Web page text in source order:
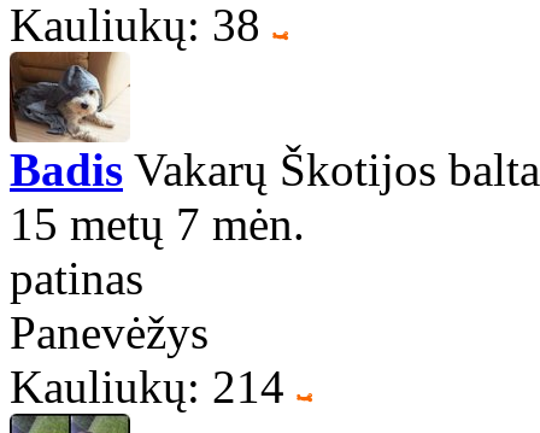
Kauliukų: 38
Badis Vakarų Škotijos
15 metų 7 mėn.
patinas
Panevėžys
Kauliukų: 214